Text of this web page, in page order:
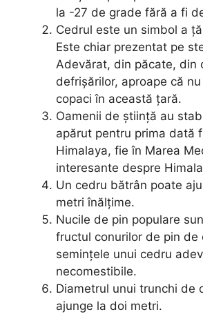
la -27 de grade fără a fi
Cedrul este un simbol a
Este chiar prezentat pe
Adevărat, din păcate, din
defrișărilor, aproape că
copaci în această țară.
Oamenii de știință au
apărut pentru prima dată
Himalaya, fie în Marea
interesante despre
Un cedru bătrân poate
metri înălțime.
Nucile de pin populare
fructul conurilor de pin de
semințele unui cedru
necomestibile.
Diametrul unui trunchi de
ajunge la doi metri.